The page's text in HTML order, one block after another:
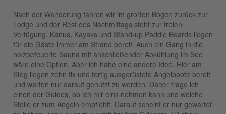
Nach der Wanderung fahren wir im großen Bogen zurück zur
Lodge und der Rest des Nachmittags steht zur freien
Verfügung. Kanus, Kayaks und Stand-up Paddle Boards liegen
für die Gäste immer am Strand bereit. Auch ein Gang in die
holzbefeuerte Sauna mit anschließender Abkühlung im See
wäre eine Option. Aber ich habe eine andere Idee. Hier am
Steg liegen zehn fix und fertig ausgerüstete Angelboote bereit
und warten nur darauf genutzt zu werden. Daher frage ich
einen der Guides, ob ich mir eins nehmen kann und welche
Stelle er zum Angeln empfiehlt. Darauf scheint er nur gewartet